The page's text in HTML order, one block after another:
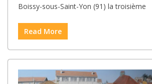
Boissy-sous-Saint-Yon (91) la troisième
Read More